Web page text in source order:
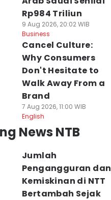
Rp984 Triliun
9 Aug 2026, 20:02 WIB
Business
Cancel Culture:
Why Consumers
Don't Hesitate to
Walk Away From a
Brand
7 Aug 2026, 11:00 WIB
English
News NTB
Jumlah
Pengangguran dan
Kemiskinan di NTT
Bertambah Sejak